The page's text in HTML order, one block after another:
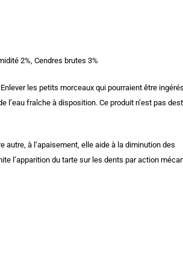
2%, Cendres brutes 3%
les petits morceaux qui pourraient être
l’eau fraîche à disposition. Ce produit n’est pas
à l’apaisement, elle aide à la diminution des
l’apparition du tarte sur les dents par action